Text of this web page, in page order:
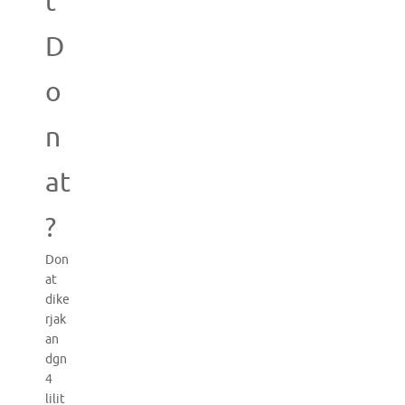
D
o
n
at
?
Don
at
dike
rjak
an
dgn
4
lilit